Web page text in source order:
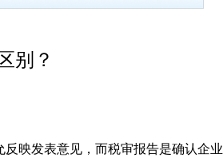
别？
反映发表意见，而税审报告是确认企业